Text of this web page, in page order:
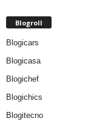
Blogroll
Blogicars
Blogicasa
Blogichef
Blogichics
Blogitecno